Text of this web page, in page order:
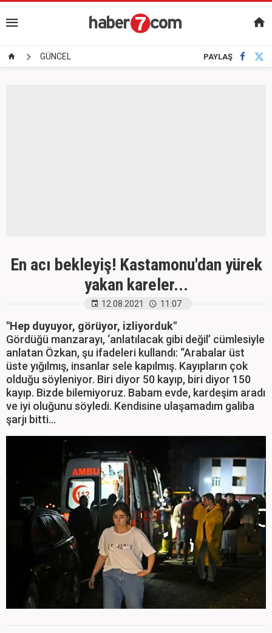
GÜNCEL PAYLAŞ
En acı bekleyiş! Kastamonu'dan yürek
yakan kareler...
12.08.2021 11:07
"Hep duyuyor, görüyor, izliyorduk"
Gördüğü manzarayı, ‘anlatılacak gibi değil’ cümlesiyle
anlatan Özkan, şu ifadeleri kullandı: “Arabalar üst
üste yığılmış, insanlar sele kapılmış. Kayıpların çok
olduğu söyleniyor. Biri diyor 50 kayıp, biri diyor 150
kayıp. Bizde bilemiyoruz. Babam evde, kardeşim aradı
ve iyi oluğunu söyledi. Kendisine ulaşamadım galiba
şarjı bitti...